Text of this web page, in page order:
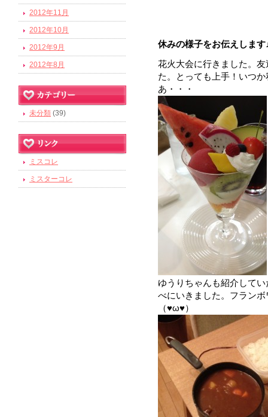
休みの様子をお伝えします
花火大会に行きました。
た。とっても上手！いつ
あ・・・
ゆうりちゃんも紹介して
べにいきました。フラン
（♥ω♥）
2012年11月
2012年10月
2012年9月
2012年8月
未分類 (39)
ミスコレ
ミスターコレ